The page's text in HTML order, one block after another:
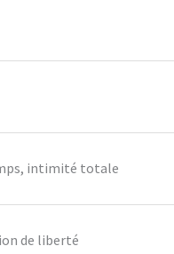
intimité totale
de liberté